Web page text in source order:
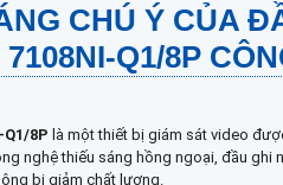
CHÚ Ý CỦA
7108NI-Q1/8P
8P là một thiết bị giám sát video
nghệ thiếu sáng hồng ngoại, đầu ghi
bị giảm chất lượng.